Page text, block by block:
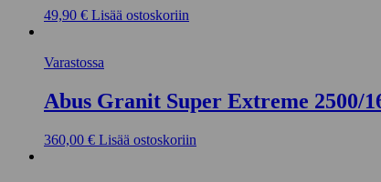
49,90 € Lisää ostoskoriin
Varastossa
Abus Granit Super Extreme 2500/
360,00 € Lisää ostoskoriin